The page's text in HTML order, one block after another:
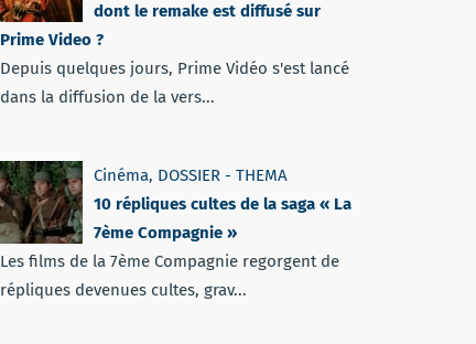
dont le remake est diffusé sur
Prime Video ?
Depuis quelques jours, Prime Vidéo s'est lancé
dans la diffusion de la vers...
Cinéma, DOSSIER - THEMA
10 répliques cultes de la saga « La
7ème Compagnie »
Les films de la 7ème Compagnie regorgent de
répliques devenues cultes, grav...